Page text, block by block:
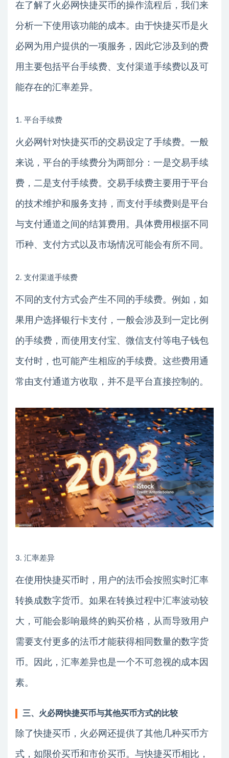
在了解了火必网快捷买币的操作流程后，我们来
分析一下使用该功能的成本。由于快捷买币是火
必网为用户提供的一项服务，因此它涉及到的费
用主要包括平台手续费、支付渠道手续费以及可
能存在的汇率差异。
1. 平台手续费
火必网针对快捷买币的交易设定了手续费。一般
来说，平台的手续费分为两部分：一是交易手续
费，二是支付手续费。交易手续费主要用于平台
的技术维护和服务支持，而支付手续费则是平台
与支付通道之间的结算费用。具体费用根据不同
币种、支付方式以及市场情况可能会有所不同。
2. 支付渠道手续费
不同的支付方式会产生不同的手续费。例如，如
果用户选择银行卡支付，一般会涉及到一定比例
的手续费，而使用支付宝、微信支付等电子钱包
支付时，也可能产生相应的手续费。这些费用通
常由支付通道方收取，并不是平台直接控制的。
3. 汇率差异
在使用快捷买币时，用户的法币会按照实时汇率
转换成数字货币。如果在转换过程中汇率波动较
大，可能会影响最终的购买价格，从而导致用户
需要支付更多的法币才能获得相同数量的数字货
币。因此，汇率差异也是一个不可忽视的成本因
素。
三、火必网快捷买币与其他买币方式的比较
除了快捷买币，火必网还提供了其他几种买币方
式，如限价买币和市价买币。与快捷买币相比，